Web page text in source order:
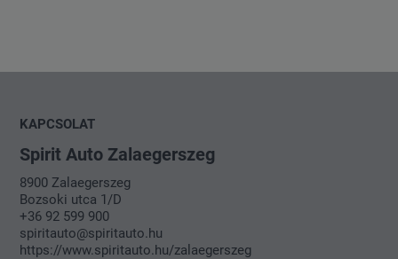
KAPCSOLAT
Spirit Auto Zalaegerszeg
8900 Zalaegerszeg
Bozsoki utca 1/D
+36 92 599 900
spiritauto@spiritauto.hu
https://www.spiritauto.hu/zalaegerszeg